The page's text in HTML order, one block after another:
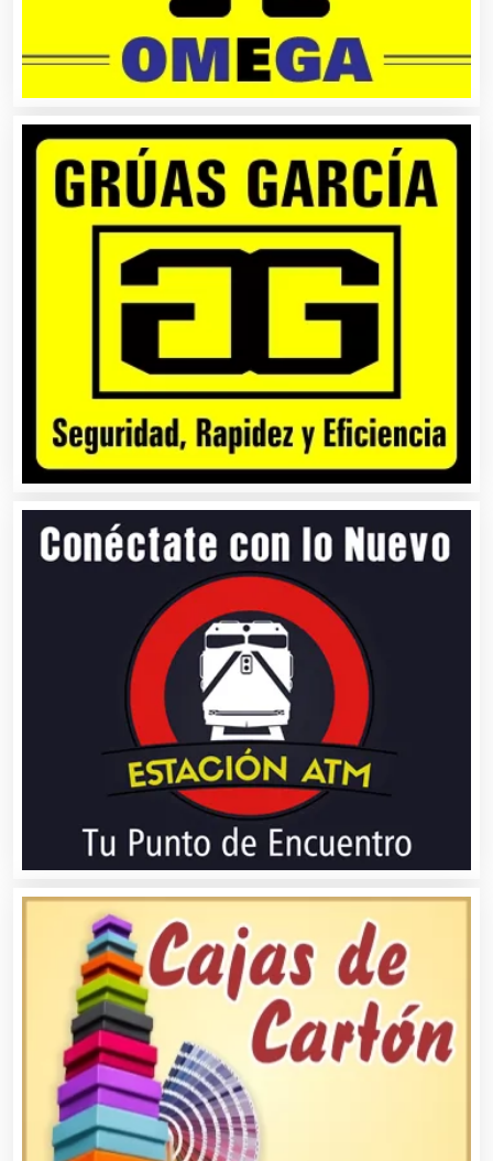
Artículos para Regalos
Artículos Personales
Artículos Publicitarios
Aseguradoras
Asesores Técnicos
Asesoría Fiscal
Asilos
Asociaciones Civiles
Asociaciones Empresariales
Audio, Sonido e Iluminación
Audios para Eventos
Autobuses
Automatización
Automóviles Nuevos y Usados